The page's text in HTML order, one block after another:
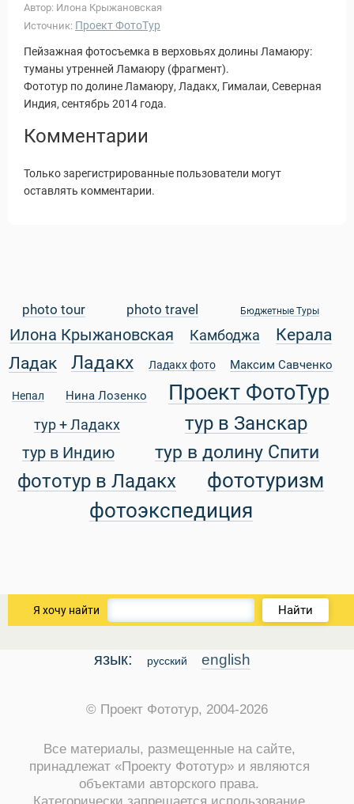
Статьи
Автор: Илона Крыжановская
Источник: Проект ФотоТур
Пейзажная фотосъемка в верховьях долины Ламаюру:
туманы утренней Ламаюру (фрагмент).
Фототур по долине Ламаюру, Ладакх, Гималаи, Северная
Индия, сентябрь 2014 года.
Комментарии
Только зарегистрированные пользователи могут
оставлять комментарии.
photo tour photo travel Бюджетные Туры
Илона Крыжановская Камбоджа
Керала
Ладак
Ладакх Ладакх фото Максим Савченко
Непал Нина Лозенко Проект ФотоТур
тур + Ладакх тур в Занскар
тур в Индию тур в долину Спити
фототур в Ладакх
фототуризм
фотоэкспедиция
Я хочу найти Найти
язык: русский english
© Проект Фототур, 2004-2026
Все материалы, размещенные на сайте,
принадлежат «Проекту Фототур» и являются
объектами авторского права.